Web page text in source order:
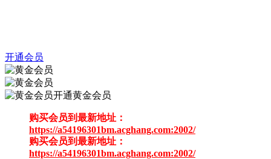
开通会员
开通黄金会员
购买会员到最新地址：
https://a54196301bm.acghang.com:2002/
购买会员到最新地址：
https://a54196301bm.acghang.com:2002/